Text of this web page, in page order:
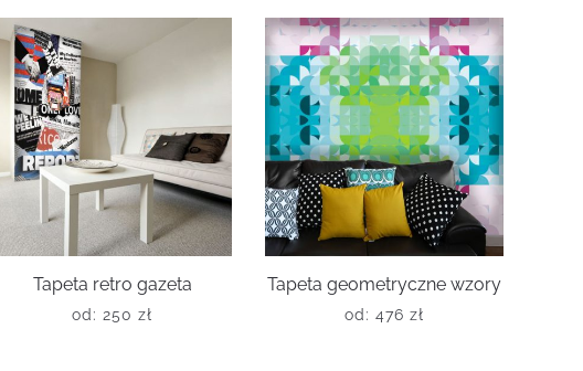
Tapeta retro gazeta
od: 250zł
Tapeta geometryczne wzory
od: 476 zł